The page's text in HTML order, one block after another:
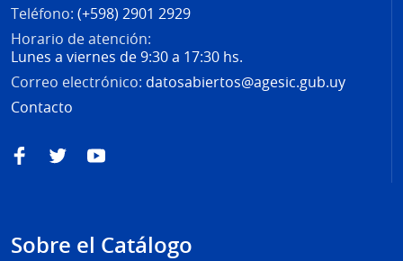
Teléfono: (+598) 2901 2929
Horario de atención:
Lunes a viernes de 9:30 a 17:30 hs.
Correo electrónico: datosabiertos@agesic.gub.uy
Contacto
FacebookTwitterYouTube
Sobre el Catálogo